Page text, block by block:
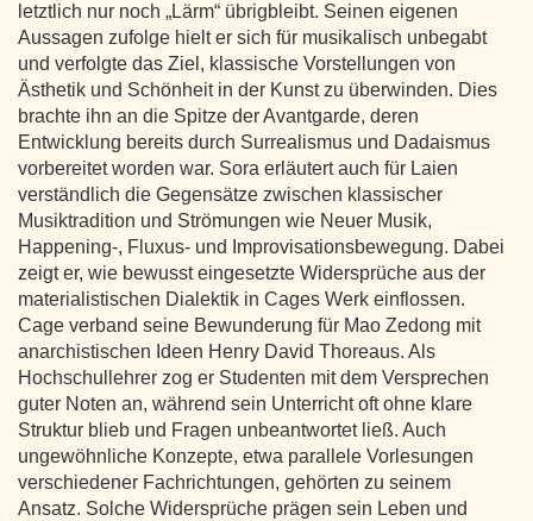
letztlich nur noch „Lärm“ übrigbleibt. Seinen eigenen
Aussagen zufolge hielt er sich für musikalisch unbegabt
und verfolgte das Ziel, klassische Vorstellungen von
Ästhetik und Schönheit in der Kunst zu überwinden. Dies
brachte ihn an die Spitze der Avantgarde, deren
Entwicklung bereits durch Surrealismus und Dadaismus
vorbereitet worden war. Sora erläutert auch für Laien
verständlich die Gegensätze zwischen klassischer
Musiktradition und Strömungen wie Neuer Musik,
Happening-, Fluxus- und Improvisationsbewegung. Dabei
zeigt er, wie bewusst eingesetzte Widersprüche aus der
materialistischen Dialektik in Cages Werk einflossen.
Cage verband seine Bewunderung für Mao Zedong mit
anarchistischen Ideen Henry David Thoreaus. Als
Hochschullehrer zog er Studenten mit dem Versprechen
guter Noten an, während sein Unterricht oft ohne klare
Struktur blieb und Fragen unbeantwortet ließ. Auch
ungewöhnliche Konzepte, etwa parallele Vorlesungen
verschiedener Fachrichtungen, gehörten zu seinem
Ansatz. Solche Widersprüche prägen sein Leben und